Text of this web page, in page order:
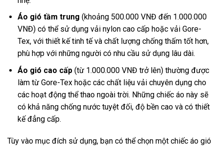
Áo gió tầm trung (khoảng 500.000 VNĐ đến 1.000.000
VNĐ) có thể sử dụng vải nylon cao cấp hoặc vải Gore-
Tex, với thiết kế tinh tế và chất lượng chống thấm tốt hơn,
phù hợp với những người có nhu cầu sử dụng lâu dài.
Áo gió cao cấp(từ 1.000.000 VNĐ trở lên) thường được
làm từ Gore-Tex hoặc các chất liệu vải chuyên dụng cho
các hoạt động thể thao ngoài trời. Những chiếc áo này sẽ
có khả năng chống nước tuyệt đối, độ bền cao và có thiết
kế đẳng cấp.
Tùy vào mục đích sử dụng, bạn có thể chọn một chiếc áo gió